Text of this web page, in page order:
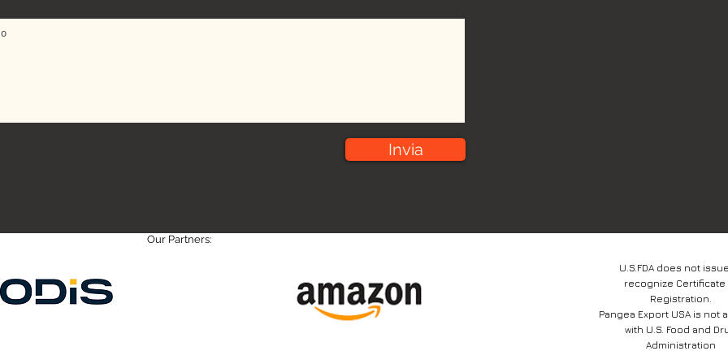
Invia
Our Partners:
U.S.FDA does not
recognize Certificate
Registration.
Pangea Export USA is not
with U.S. Food and
Administration